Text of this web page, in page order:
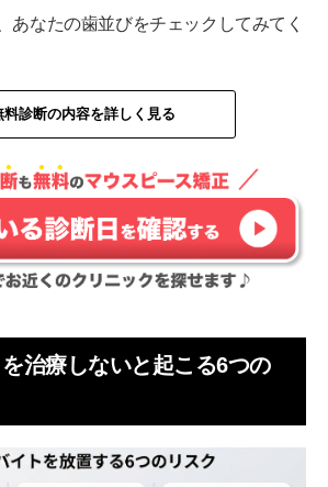
あなたの歯並びをチェックしてみてく
料診断の内容を詳しく見る
治療しないと起こる6つの